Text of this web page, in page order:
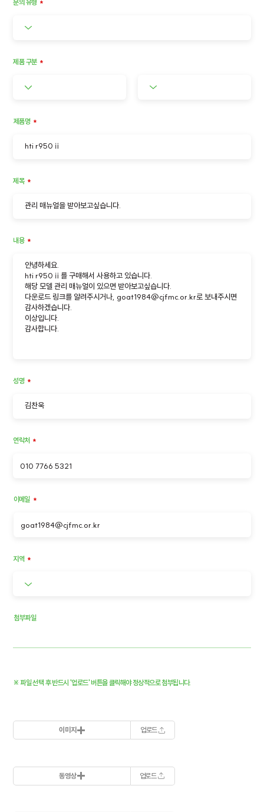
​문의 유형 *
제품명 *
제목 *
내용 *
성명 *
연락처 *
이메일 *
지역 *
​첨부파일
※ 파일 선택 후 반드시 '업로드' 버튼을 클릭해야 정상적으로 첨부됩니다.
이미지 업로드
동영상 업로드
제품 구분 *